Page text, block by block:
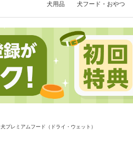
犬用品 犬フード・おやつ
犬プレミアムフード（ドライ・ウェット）